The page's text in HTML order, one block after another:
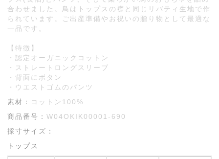
合わせました。鳥はトップスの襟と同じリバティ生地で作
られています。ご出産準備やお祝いの贈り物として最適な
一品です。
【特徴】
・認定オーガニックコットン
・ストレートロングスリーブ
・背面にボタン
・ウエストゴムのパンツ
素材：
コットン100%
商品番号： W04OKIK00001-690
採寸サイズ：
トップス